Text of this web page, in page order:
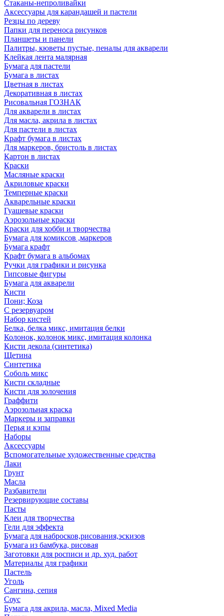
Стаканы-непроливайки
Аксессуары для карандашей и пастели
Резцы по дереву
Папки для переноса рисунков
Планшеты и панели
Палитры, кюветы пустые, пеналы для акварели
Клейкая лента малярная
Бумага для пастели
Бумага в листах
Цветная в листах
Декоративная в листах
Рисовальная ГОЗНАК
Для акварели в листах
Для масла, акрила в листах
Для пастели в листах
Крафт бумага в листах
Для маркеров, бристоль в листах
Картон в листах
Краски
Масляные краски
Акриловые краски
Темперные краски
Акварельные краски
Гуашевые краски
Аэрозольные краски
Краски для хобби и творчества
Бумага для комиксов ,маркеров
Бумага крафт
Крафт бумага в альбомах
Ручки для графики и рисунка
Гипсовые фигуры
Бумага для акварели
Кисти
Пони; Коза
С резервуаром
Набор кистей
Белка, белка микс, имитация белки
Колонок, колонок микс, имитация колонка
Кисти декола (синтетика)
Щетина
Синтетика
Соболь микс
Кисти складные
Кисти для золочения
Граффити
Аэрозольная краска
Маркеры и заправки
Перья и кэпы
Наборы
Аксессуары
Вспомогательные художественные средства
Лаки
Грунт
Масла
Разбавители
Резервирующие составы
Пасты
Клеи для творчества
Гели для эффекта
Бумага для набросков,рисования,эскизов
Бумага из бамбука, рисовая
Заготовки для росписи и др. худ. работ
Материалы для графики
Пастель
Уголь
Сангина, сепия
Соус
Бумага для акрила, масла, Mixed Media